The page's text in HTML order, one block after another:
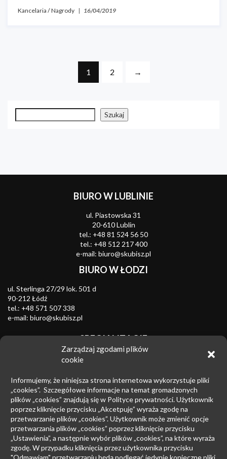
Zarządzaj zgodami plików
cookie
Informujemy, że niniejsza strona internetowa wykorzystuje pliki
„cookies”. Szczegółowe informacje na temat gromadzonych
plików „cookies” znajdują się w Polityce prywatności. Użytkownik
poprzez kliknięcie przycisku „Akcetpuję” wyraża zgodę na
przetwarzanie plików „cookies”. Użytkownik może zmienić opcje
przetwarzania plików „cookies” poprzez kliknięcie przycisku
„Ustawienia”, a następnie wybór plików „cookies”, na które wyraża
zgodę. W przypadku kliknięcia przez użytkownika przycisku
"Odmawiam" przetwarzaniu będą podlegać jedynie konieczne pliki
Kancelaria /Nagrody | 16/04/2019
1 2 →
Szukaj
BIURO W LUBLINIE
ul. Piastowska 31
20-610 Lublin
tel.: +48 81 524 56 50
tel.: +48 512 217 400
e-mail: biuro@skubisz.pl
BIURO W ŁODZI
ul. Sterlinga 27/29 lok. 501 d
90-212 Łódź
tel.: +48 571 507 338
e-mail: biuro@skubisz.pl
SPECJALIZACJE
Wzory przemysłowe
Patenty
Prawo upadłościowe
Prawo autorskie
Prowadzenie sporów sądowych